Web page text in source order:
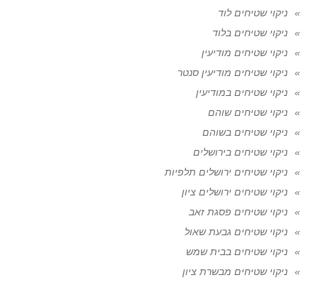
ניקוי שטיחים לוד
ניקוי שטיחים בלוד
ניקוי שטיחים מודיעין
ניקוי שטיחים מודיעין סנטר
ניקוי שטיחים במודיעין
ניקוי שטיחים שוהם
ניקוי שטיחים בשוהם
ניקוי שטיחים בירושלים
ניקוי שטיחים ירושלים תלפיות
ניקוי שטיחים ירושלים ציון
ניקוי שטיחים פסגת זאב
ניקוי שטיחים גבעת שאול
ניקוי שטיחים בבית שמש
ניקוי שטיחים מבשרת ציון